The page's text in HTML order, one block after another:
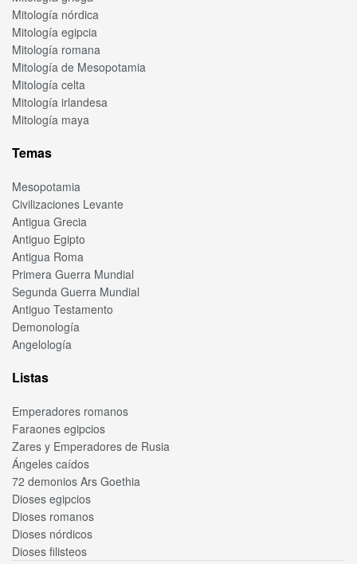
Mitología nórdica
Mitología egipcia
Mitología romana
Mitología de Mesopotamia
Mitología celta
Mitología irlandesa
Mitología maya
Temas
Mesopotamia
Civilizaciones Levante
Antigua Grecia
Antiguo Egipto
Antigua Roma
Primera Guerra Mundial
Segunda Guerra Mundial
Antiguo Testamento
Demonología
Angelología
Listas
Emperadores romanos
Faraones egipcios
Zares y Emperadores de Rusia
Ángeles caídos
72 demonios Ars Goethia
Dioses egipcios
Dioses romanos
Dioses nórdicos
Dioses filisteos